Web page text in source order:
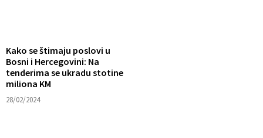
Kako se štimaju poslovi u
Bosni i Hercegovini: Na
tenderima se ukradu stotine
miliona KM
28/02/2024